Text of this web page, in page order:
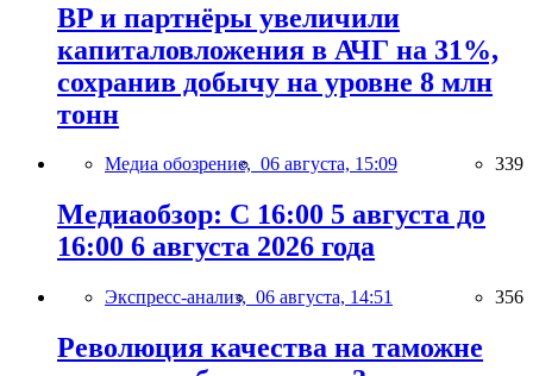
BP и партнёры увеличили
капиталовложения в АЧГ на 31%,
сохранив добычу на уровне 8 млн
тонн
Медиа обозрение, 06 августа, 15:09 339
Медиаобзор: С 16:00 5 августа до
16:00 6 августа 2026 года
Экспресс-анализ, 06 августа, 14:51 356
Революция качества на таможне